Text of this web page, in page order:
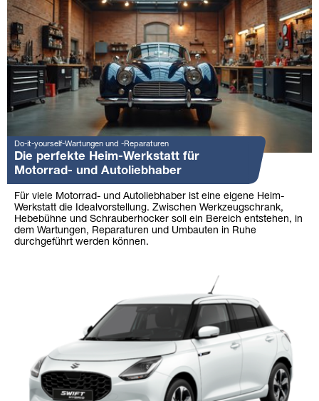
Do-it-yourself-Wartungen und -Reparaturen
Die perfekte Heim-Werkstatt für
Motorrad- und Autoliebhaber
Für viele Motorrad- und Autoliebhaber ist eine eigene Heim-
Werkstatt die Idealvorstellung. Zwischen Werkzeugschrank,
Hebebühne und Schrauberhocker soll ein Bereich entstehen, in
dem Wartungen, Reparaturen und Umbauten in Ruhe
durchgeführt werden können.